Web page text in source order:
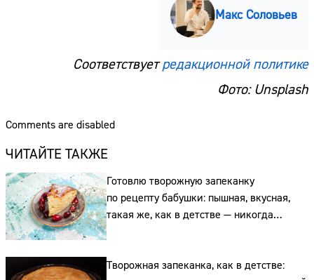
Макс Соловьев
Соответствуетредакционной политике
Фото: Unsplash
Comments are disabled
ЧИТАЙТЕ ТАКЖЕ
Готовлю творожную запеканку
по рецепту бабушки: пышная, вкусная,
такая же, как в детстве — никогда
не опадает
Творожная запеканка, как в детстве: